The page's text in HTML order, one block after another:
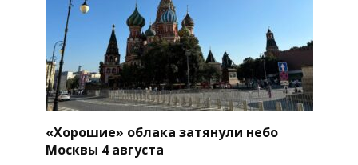
«Хорошие» облака затянули небо
Москвы 4 августа